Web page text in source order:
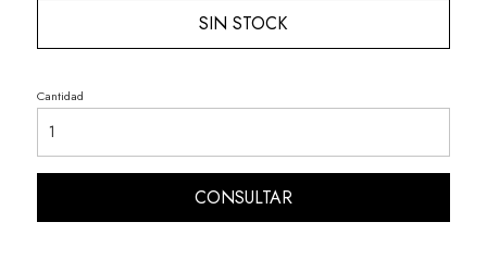
SIN STOCK
Cantidad
CONSULTAR